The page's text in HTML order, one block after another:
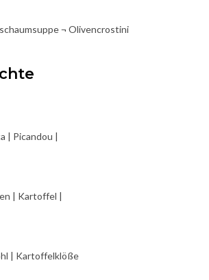
¬ Olivencrostini
| Picandou |
| Kartoffel |
| Kartoffelklöße